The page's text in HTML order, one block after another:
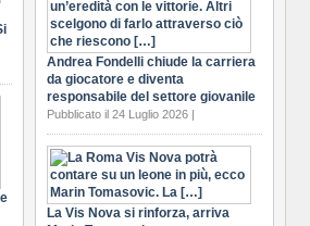
Andrea Fondelli chiude la carriera
da giocatore e diventa
responsabile del settore giovanile
Pubblicato il 24 Luglio 2026 |
La Vis Nova si rinforza, arriva